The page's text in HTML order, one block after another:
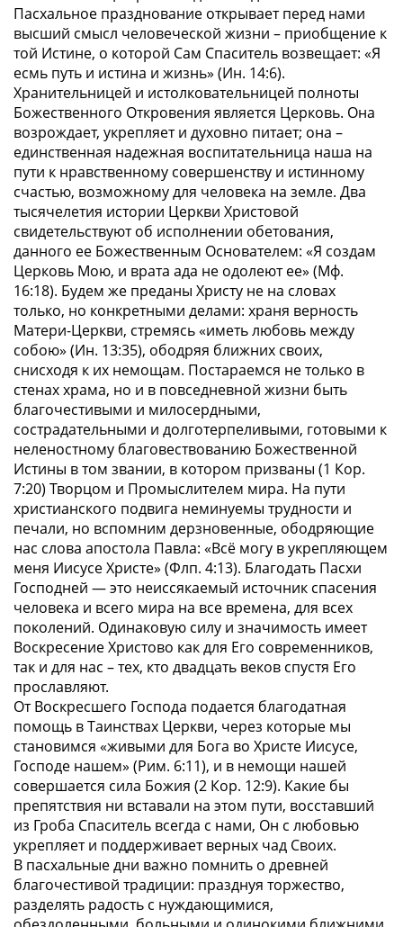
Пасхальное празднование открывает перед нами
высший смысл человеческой жизни – приобщение к
той Истине, о которой Сам Спаситель возвещает: «Я
есмь путь и истина и жизнь» (Ин. 14:6).
Хранительницей и истолковательницей полноты
Божественного Откровения является Церковь. Она
возрождает, укрепляет и духовно питает; она –
единственная надежная воспитательница наша на
пути к нравственному совершенству и истинному
счастью, возможному для человека на земле. Два
тысячелетия истории Церкви Христовой
свидетельствуют об исполнении обетования,
данного ее Божественным Основателем: «Я создам
Церковь Мою, и врата ада не одолеют ее» (Мф.
16:18). Будем же преданы Христу не на словах
только, но конкретными делами: храня верность
Матери-Церкви, стремясь«иметь любовь между
собою» (Ин. 13:35), ободряя ближних своих,
снисходя к их немощам. Постараемся не только в
стенах храма, но и в повседневной жизни быть
благочестивыми и милосердными,
сострадательными и долготерпеливыми, готовыми к
неленостному благовествованию Божественной
Истины в том звании, в котором призваны (1 Кор.
7:20) Творцом и Промыслителем мира. На пути
христианского подвига неминуемы трудности и
печали, но вспомним дерзновенные, ободряющие
нас слова апостола Павла: «Всё могу в укрепляющем
меня Иисусе Христе» (Флп. 4:13). Благодать Пасхи
Господней — это неиссякаемый источник спасения
человека и всего мира на все времена, для всех
поколений. Одинаковую силу и значимость имеет
Воскресение Христово как для Его современников,
так и для нас – тех, кто двадцать веков спустя Его
прославляют.
От Воскресшего Господа подается благодатная
помощь в Таинствах Церкви, через которые мы
становимся «живыми для Бога во Христе Иисусе,
Господе нашем» (Рим. 6:11), и в немощи нашей
совершается сила Божия (2 Кор. 12:9). Какие бы
препятствия ни вставали на этом пути, восставший
из Гроба Спаситель всегда с нами, Он с любовью
укрепляет и поддерживает верных чад Своих.
В пасхальные дни важно помнить о древней
благочестивой традиции: празднуя торжество,
разделять радость с нуждающимися,